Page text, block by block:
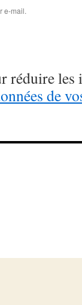
e-mail.
réduire les
de